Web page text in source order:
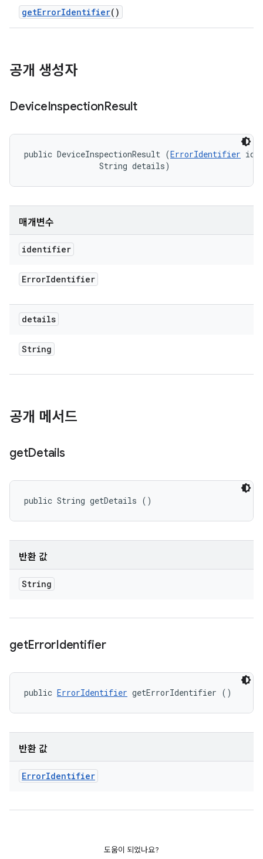
getErrorIdentifier()
공개 생성자
DeviceInspectionResult
public DeviceInspectionResult (ErrorIdentifier
                String details)
매개변수
identifier
ErrorIdentifier
details
String
공개 메서드
getDetails
public String getDetails ()
반환 값
String
getErrorIdentifier
public ErrorIdentifier getErrorIdentifier ()
반환 값
ErrorIdentifier
도움이 되었나요?